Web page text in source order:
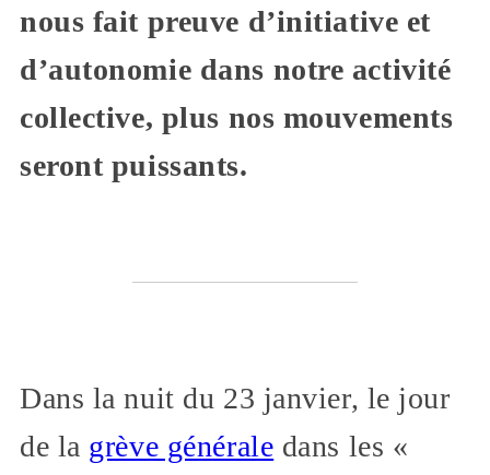
nous fait preuve d’initiative et
d’autonomie dans notre activité
collective, plus nos mouvements
seront puissants.
Dans la nuit du 23 janvier, le jour
de la grève générale dans les «